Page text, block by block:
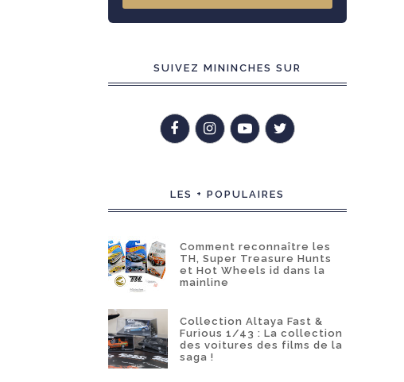
SUIVEZ MININCHES SUR
LES + POPULAIRES
Comment reconnaître les
TH, Super Treasure Hunts
et Hot Wheels id dans la
mainline
Collection Altaya Fast &
Furious 1/43 : La collection
des voitures des films de la
saga !